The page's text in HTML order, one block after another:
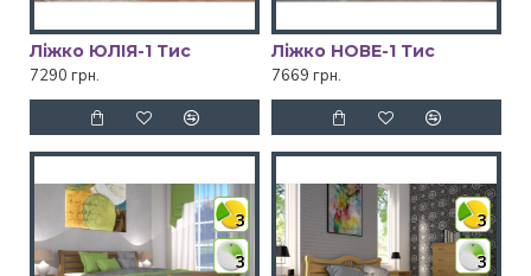
Ліжко ЮЛІЯ-1 Тис
7290 грн.
Ліжко НОВЕ-1 Тис
7669 грн.
3
3
3
3